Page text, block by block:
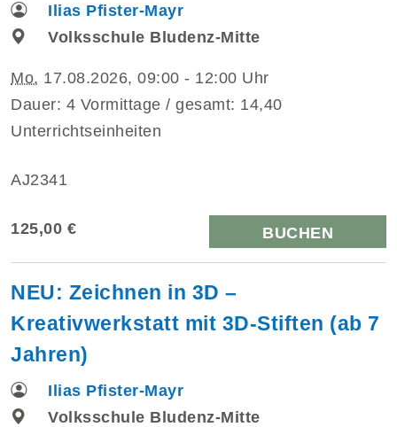
Ilias Pfister-Mayr
Volksschule Bludenz-Mitte
Mo. 17.08.2026, 09:00 - 12:00 Uhr
Dauer: 4 Vormittage / gesamt: 14,40
Unterrichtseinheiten
AJ2341
125,00 € BUCHEN
NEU: Zeichnen in 3D –
Kreativwerkstatt mit 3D-Stiften (ab 7
Jahren)
Ilias Pfister-Mayr
Volksschule Bludenz-Mitte